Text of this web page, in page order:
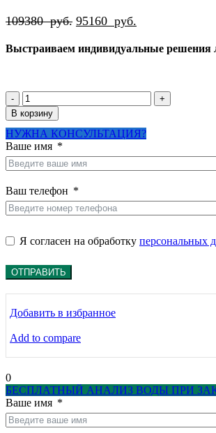
109380руб. Первоначальная
составляла
95160 руб.
95160
Выстраиваем индивидуальные решения
Количество
товара
Система
обезжелезивания
и
умягчения
воды
Эконом-1
до
2
час
В корзину
НУЖНА КОНСУЛЬТАЦИЯ?
Ваше имя
Ваш телефон
Я согласен на обработку персональных
ОТПРАВИТЬ
Добавить в избранное
Add to compare
0
БЕСПЛАТНЫЙ АНАЛИЗ ВОДЫ ПРИ
Ваше имя